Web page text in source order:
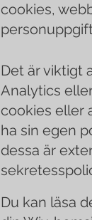
cookies,
Det är viktigt
Analytics
cookies eller
ha sin egen
dessa är
Du kan läsa